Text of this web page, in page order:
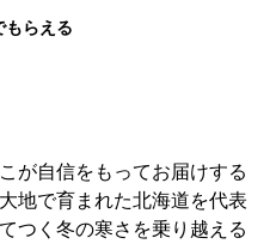
もらえる
が自信をもってお届けする
地で育まれた北海道を代表
つく冬の寒さを乗り越える